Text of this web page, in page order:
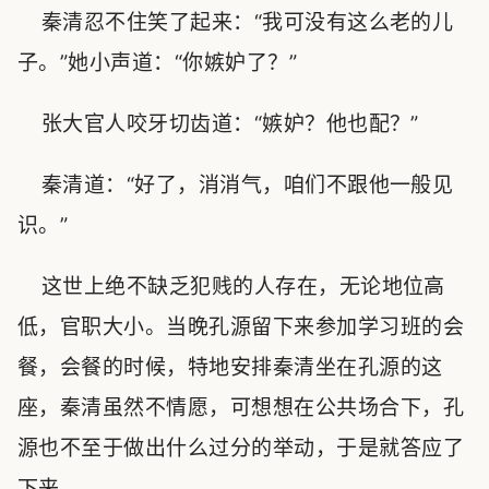
秦清忍不住笑了起来：“我可没有这么老的儿
子。”她小声道：“你嫉妒了？”
张大官人咬牙切齿道：“嫉妒？他也配？”
秦清道：“好了，消消气，咱们不跟他一般见
识。”
这世上绝不缺乏犯贱的人存在，无论地位高
低，官职大小。当晚孔源留下来参加学习班的会
餐，会餐的时候，特地安排秦清坐在孔源的这
座，秦清虽然不情愿，可想想在公共场合下，孔
源也不至于做出什么过分的举动，于是就答应了